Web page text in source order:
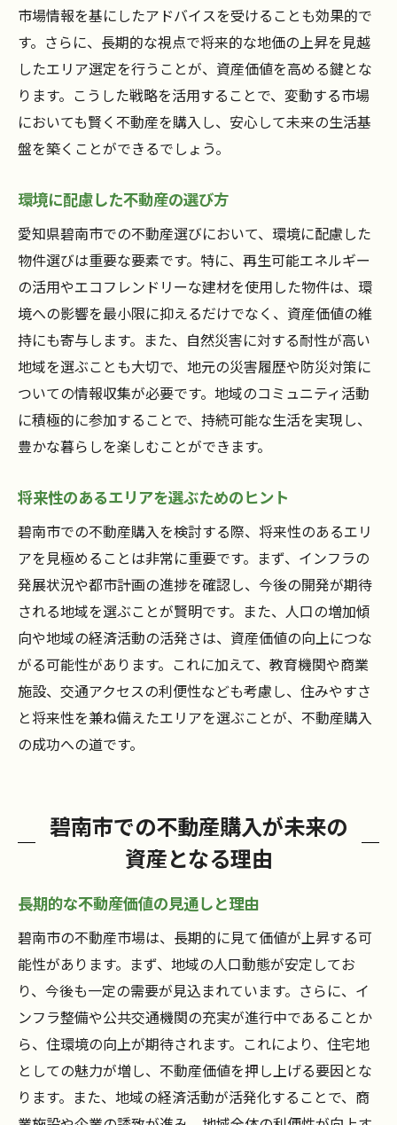
市場情報を基にしたアドバイスを受けることも効果的で
す。さらに、長期的な視点で将来的な地価の上昇を見越
したエリア選定を行うことが、資産価値を高める鍵とな
ります。こうした戦略を活用することで、変動する市場
においても賢く不動産を購入し、安心して未来の生活基
盤を築くことができるでしょう。
環境に配慮した不動産の選び方
愛知県碧南市での不動産選びにおいて、環境に配慮した
物件選びは重要な要素です。特に、再生可能エネルギー
の活用やエコフレンドリーな建材を使用した物件は、環
境への影響を最小限に抑えるだけでなく、資産価値の維
持にも寄与します。また、自然災害に対する耐性が高い
地域を選ぶことも大切で、地元の災害履歴や防災対策に
ついての情報収集が必要です。地域のコミュニティ活動
に積極的に参加することで、持続可能な生活を実現し、
豊かな暮らしを楽しむことができます。
将来性のあるエリアを選ぶためのヒント
碧南市での不動産購入を検討する際、将来性のあるエリ
アを見極めることは非常に重要です。まず、インフラの
発展状況や都市計画の進捗を確認し、今後の開発が期待
される地域を選ぶことが賢明です。また、人口の増加傾
向や地域の経済活動の活発さは、資産価値の向上につな
がる可能性があります。これに加えて、教育機関や商業
施設、交通アクセスの利便性なども考慮し、住みやすさ
と将来性を兼ね備えたエリアを選ぶことが、不動産購入
の成功への道です。
碧南市での不動産購入が未来の
資産となる理由
長期的な不動産価値の見通しと理由
碧南市の不動産市場は、長期的に見て価値が上昇する可
能性があります。まず、地域の人口動態が安定してお
り、今後も一定の需要が見込まれています。さらに、イ
ンフラ整備や公共交通機関の充実が進行中であることか
ら、住環境の向上が期待されます。これにより、住宅地
としての魅力が増し、不動産価値を押し上げる要因とな
ります。また、地域の経済活動が活発化することで、商